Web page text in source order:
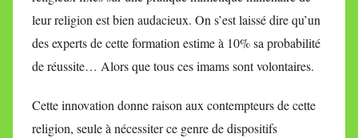
leur religion est bien audacieux. On s’est laissé dire qu’un
des experts de cette formation estime à 10% sa probabilité
de réussite… Alors que tous ces imams sont volontaires.
Cette innovation donne raison aux contempteurs de cette
religion, seule à nécessiter ce genre de dispositifs